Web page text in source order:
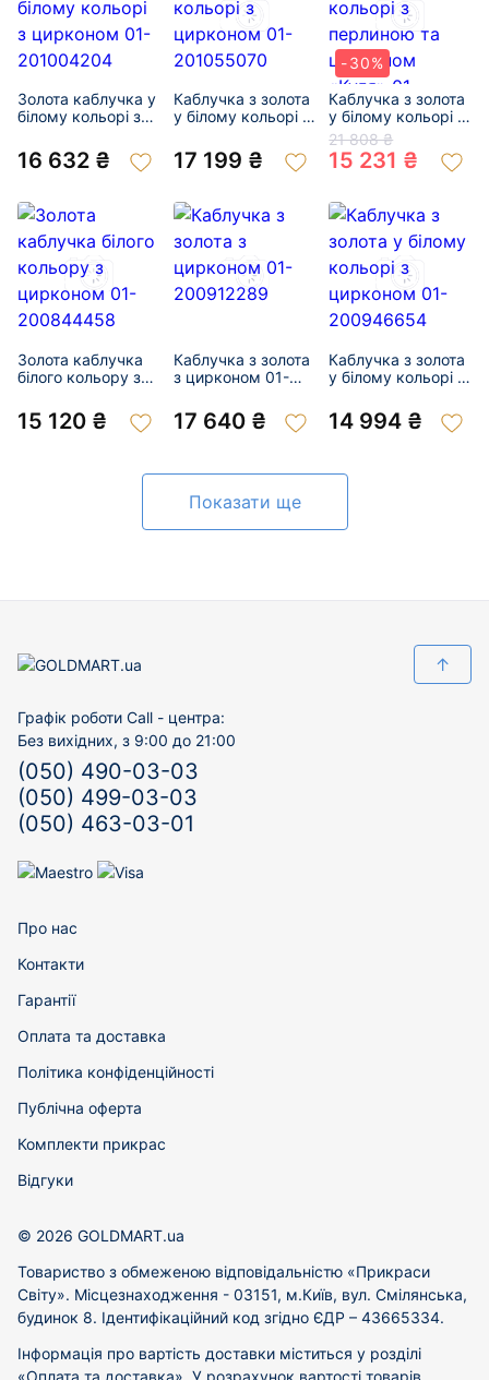
Золота каблучка у
білому кольорі з
201004204
16 632 ₴
Каблучка з золота
у білому кольорі з
201055070
17 199 ₴
-30%
Каблучка з золота
у білому кольорі з
перлиною та
цирконом «Куля»
01-200383518
21 808 ₴
15 231 ₴
Золота каблучка
білого кольору з
200844458
15 120 ₴
Каблучка з золота
з цирконом 01-
17 640 ₴
Каблучка з золота
у білому кольорі з
200946654
14 994 ₴
Показати ще
↑
Графік роботи Call - центра:
Без вихідних, з 9:00 до 21:00
(050) 490-03-03
(050) 499-03-03
(050) 463-03-01
Про нас
Контакти
Гарантії
Оплата та доставка
Політика конфіденційності
Публічна оферта
Комплекти прикрас
Відгуки
© 2026 GOLDMART.ua
Товариство з обмеженою відповідальністю «Прикраси
Світу». Місцезнаходження - 03151, м.Київ, вул. Смілянська,
будинок 8. Ідентифікаційний код згідно ЄДР – 43665334.
Інформація про вартість доставки міститься у розділі
«Оплата та доставка». У розрахунок вартості товарів